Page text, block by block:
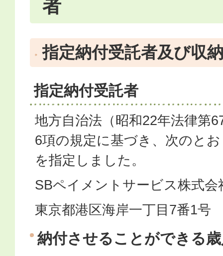
者
指定納付受託者及び収
指定納付受託者
地方自治法（昭和22年法律第
6項の規定に基づき、次のと
を指定しました。
SBペイメントサービス株式会
東京都港区海岸一丁目7番1号
納付させることができる